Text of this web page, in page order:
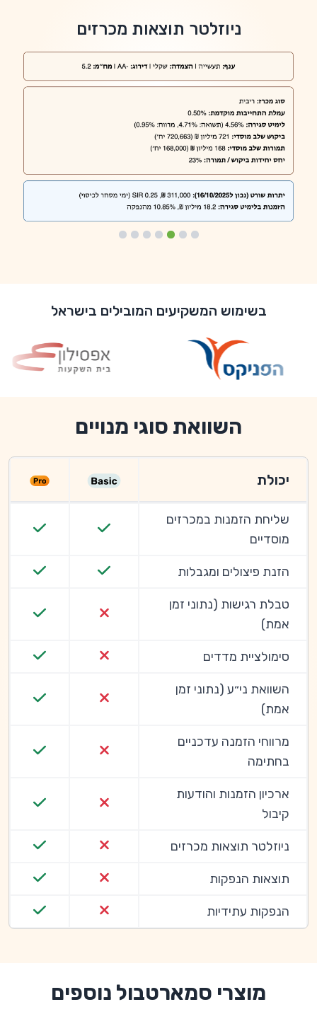
ניוזלטר תוצאות מכרזים
בשימוש המשקיעים המובילים בישראל
השוואת סוגי מנויים
יכולת
שליחת הזמנות במכרזים
מוסדיים
הזנת פיצולים ומגבלות
טבלת רגישות (נתוני זמן
אמת)
סימולציית מדדים
השוואת ני״ע (נתוני זמן
אמת)
מרווחי הזמנה עדכניים
בחתימה
ארכיון הזמנות והודעות
קיבול
ניוזלטר תוצאות מכרזים
תוצאות הנפקות
הנפקות עתידיות
מוצרי סמארטבול נוספים